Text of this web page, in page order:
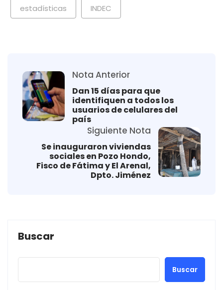
estadísticas INDEC
Nota Anterior
Dan 15 días para que
identifiquen a todos los
usuarios de celulares del
país
Siguiente Nota
Se inauguraron viviendas
sociales en Pozo Hondo,
Fisco de Fátima y El Arenal,
Dpto. Jiménez
Buscar
Buscar